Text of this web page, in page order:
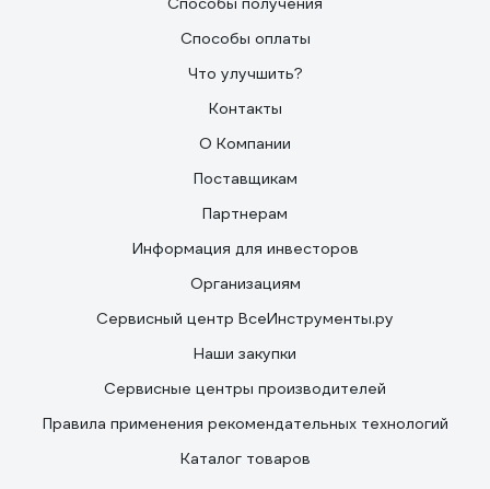
Способы оплаты
Что улучшить?
Контакты
О Компании
Поставщикам
Партнерам
Информация для инвесторов
Организациям
Сервисный центр ВсеИнструменты.ру
Наши закупки
Сервисные центры производителей
Правила применения рекомендательных технологий
Каталог товаров